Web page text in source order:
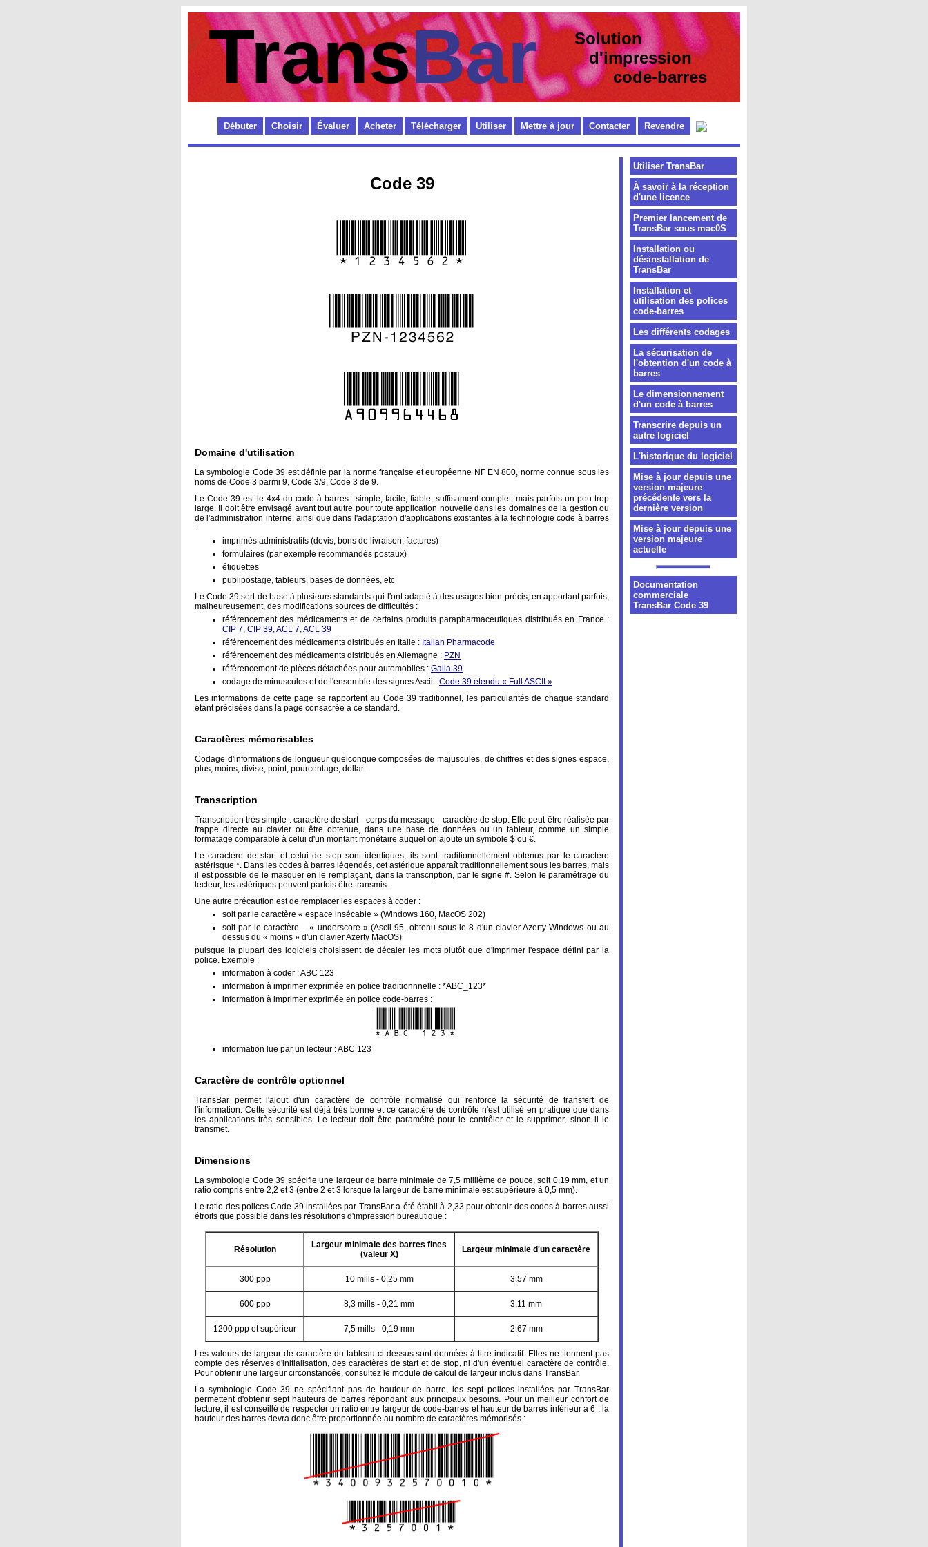
TransBar
Solution
d'impression
code-barres
Débuter Choisir Évaluer Acheter Télécharger Utiliser Mettre à jour Contacter Revendre
Code 39
Domaine d'utilisation
La symbologie Code 39 est définie par la norme française et européenne NF EN 800, norme connue sous les
noms de Code 3 parmi 9, Code 3/9, Code 3 de 9.
Le Code 39 est le 4x4 du code à barres : simple, facile, fiable, suffisament complet, mais parfois un peu trop
large. Il doit être envisagé avant tout autre pour toute application nouvelle dans les domaines de la gestion ou
de l'administration interne, ainsi que dans l'adaptation d'applications existantes à la technologie code à barres
:
imprimés administratifs (devis, bons de livraison, factures)
formulaires (par exemple recommandés postaux)
étiquettes
publipostage, tableurs, bases de données, etc
Le Code 39 sert de base à plusieurs standards qui l'ont adapté à des usages bien précis, en apportant parfois,
malheureusement, des modifications sources de difficultés :
référencement des médicaments et de certains produits parapharmaceutiques distribués en France :
CIP 7, CIP 39, ACL 7, ACL 39
référencement des médicaments distribués en Italie : Italian Pharmacode
référencement des médicaments distribués en Allemagne : PZN
référencement de pièces détachées pour automobiles : Galia 39
codage de minuscules et de l'ensemble des signes Ascii : Code 39 étendu « Full ASCII »
Les informations de cette page se rapportent au Code 39 traditionnel, les particularités de chaque standard
étant précisées dans la page consacrée à ce standard.
Caractères mémorisables
Codage d'informations de longueur quelconque composées de majuscules, de chiffres et des signes espace,
plus, moins, divise, point, pourcentage, dollar.
Transcription
Transcription très simple : caractère de start - corps du message - caractère de stop. Elle peut être réalisée par
frappe directe au clavier ou être obtenue, dans une base de données ou un tableur, comme un simple
formatage comparable à celui d'un montant monétaire auquel on ajoute un symbole $ ou €.
Le caractère de start et celui de stop sont identiques, ils sont traditionnellement obtenus par le caractère
astérisque *. Dans les codes à barres légendés, cet astérique apparaît traditionnellement sous les barres, mais
il est possible de le masquer en le remplaçant, dans la transcription, par le signe #. Selon le paramétrage du
lecteur, les astériques peuvent parfois être transmis.
Une autre précaution est de remplacer les espaces à coder :
soit par le caractère « espace insécable » (Windows 160, MacOS 202)
soit par le caractère _ « underscore » (Ascii 95, obtenu sous le 8 d'un clavier Azerty Windows ou au
dessus du « moins » d'un clavier Azerty MacOS)
puisque la plupart des logiciels choisissent de décaler les mots plutôt que d'imprimer l'espace défini par la
police. Exemple :
information à coder : ABC 123
information à imprimer exprimée en police traditionnnelle : *ABC_123*
information à imprimer exprimée en police code-barres :
information lue par un lecteur : ABC 123
Caractère de contrôle optionnel
TransBar permet l'ajout d'un caractère de contrôle normalisé qui renforce la sécurité de transfert de
l'information. Cette sécurité est déjà très bonne et ce caractère de contrôle n'est utilisé en pratique que dans
les applications très sensibles. Le lecteur doit être paramétré pour le contrôler et le supprimer, sinon il le
transmet.
Dimensions
La symbologie Code 39 spécifie une largeur de barre minimale de 7,5 millième de pouce, soit 0,19 mm, et un
ratio compris entre 2,2 et 3 (entre 2 et 3 lorsque la largeur de barre minimale est supérieure à 0,5 mm).
Le ratio des polices Code 39 installées par TransBar a été établi à 2,33 pour obtenir des codes à barres aussi
étroits que possible dans les résolutions d'impression bureautique :
Résolution
Largeur minimale des barres fines
(valeur X)
Largeur minimale d'un caractère
300 ppp 10 mills - 0,25 mm 3,57 mm
600 ppp 8,3 mills - 0,21 mm 3,11 mm
1200 ppp et supérieur 7,5 mills - 0,19 mm 2,67 mm
Les valeurs de largeur de caractère du tableau ci-dessus sont données à titre indicatif. Elles ne tiennent pas
compte des réserves d'initialisation, des caractères de start et de stop, ni d'un éventuel caractère de contrôle.
Pour obtenir une largeur circonstancée, consultez le module de calcul de largeur inclus dans TransBar.
La symbologie Code 39 ne spécifiant pas de hauteur de barre, les sept polices installées par TransBar
permettent d'obtenir sept hauteurs de barres répondant aux principaux besoins. Pour un meilleur confort de
lecture, il est conseillé de respecter un ratio entre largeur de code-barres et hauteur de barres inférieur à 6 : la
hauteur des barres devra donc être proportionnée au nombre de caractères mémorisés :
Utiliser TransBar
À savoir à la réception
d'une licence
Premier lancement de
TransBar sous mac0S
Installation ou
désinstallation de
TransBar
Installation et
utilisation des polices
code-barres
Les différents codages
La sécurisation de
l'obtention d'un code à
barres
Le dimensionnement
d'un code à barres
Transcrire depuis un
autre logiciel
L'historique du logiciel
Mise à jour depuis une
version majeure
précédente vers la
dernière version
Mise à jour depuis une
version majeure
actuelle
Documentation
commerciale
TransBar Code 39